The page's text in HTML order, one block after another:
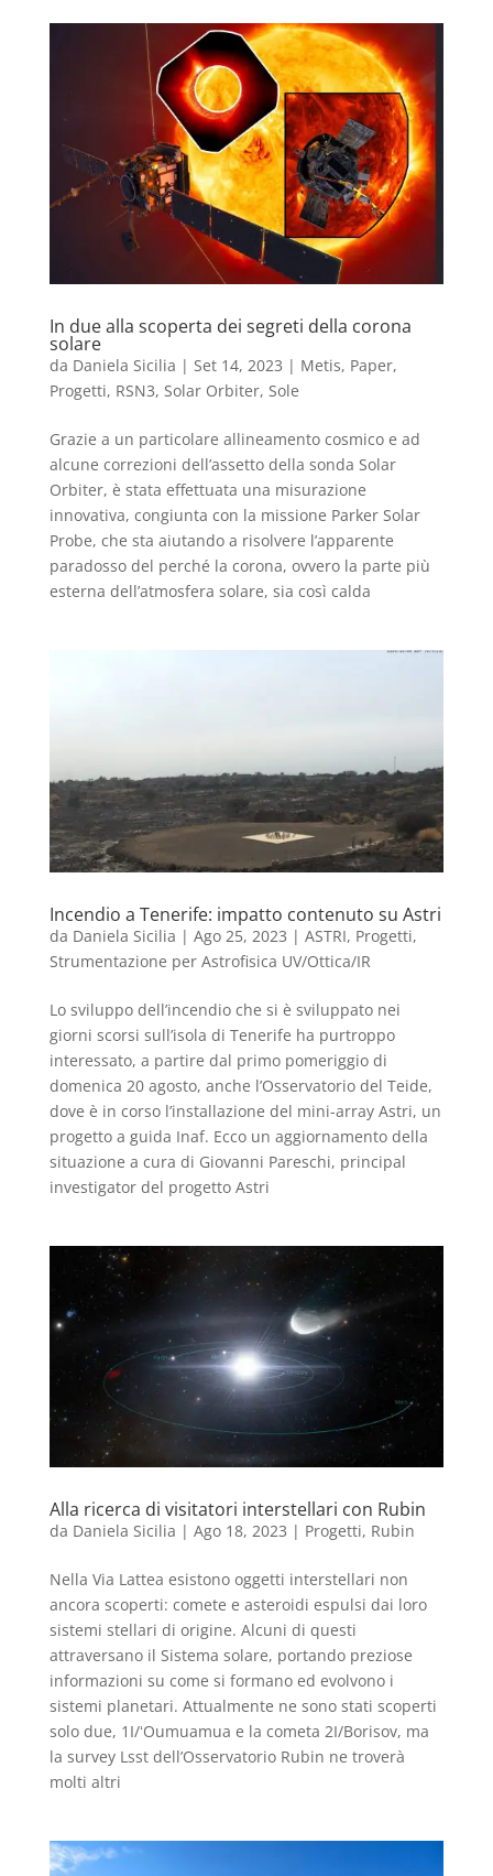
In due alla scoperta dei segreti della corona
solare
da Daniela Sicilia | Set 14, 2023 | Metis, Paper,
Progetti, RSN3, Solar Orbiter, Sole
Grazie a un particolare allineamento cosmico e ad
alcune correzioni dell’assetto della sonda Solar
Orbiter, è stata effettuata una misurazione
innovativa, congiunta con la missione Parker Solar
Probe, che sta aiutando a risolvere l’apparente
paradosso del perché la corona, ovvero la parte più
esterna dell’atmosfera solare, sia così calda
Incendio a Tenerife: impatto contenuto su Astri
da Daniela Sicilia | Ago 25, 2023 | ASTRI, Progetti,
Strumentazione per Astrofisica UV/Ottica/IR
Lo sviluppo dell’incendio che si è sviluppato nei
giorni scorsi sull’isola di Tenerife ha purtroppo
interessato, a partire dal primo pomeriggio di
domenica 20 agosto, anche l’Osservatorio del Teide,
dove è in corso l’installazione del mini-array Astri, un
progetto a guida Inaf. Ecco un aggiornamento della
situazione a cura di Giovanni Pareschi, principal
investigator del progetto Astri
Alla ricerca di visitatori interstellari con Rubin
da Daniela Sicilia | Ago 18, 2023 | Progetti, Rubin
Nella Via Lattea esistono oggetti interstellari non
ancora scoperti: comete e asteroidi espulsi dai loro
sistemi stellari di origine. Alcuni di questi
attraversano il Sistema solare, portando preziose
informazioni su come si formano ed evolvono i
sistemi planetari. Attualmente ne sono stati scoperti
solo due, 1I/ʻOumuamua e la cometa 2I/Borisov, ma
la survey Lsst dell’Osservatorio Rubin ne troverà
molti altri